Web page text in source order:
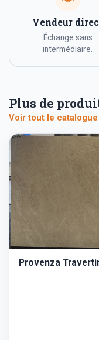
Vendeur
Échange sans
intermédiaire.
Plus de
Voir tout le
Provenza